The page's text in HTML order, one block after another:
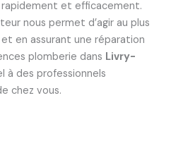
rapidement et efficacement.
nous permet d’agir au plus
en assurant une réparation
plomberie dans Livry-
à des professionnels
chez vous.